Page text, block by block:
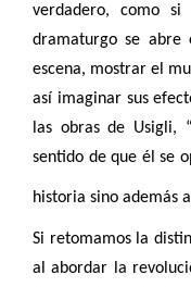
verdadero, como
dramaturgo se abre
escena, mostrar el
así imaginar sus
las obras de Usigli,
sentido de que él se
historia sino además
Si retomamos la
al abordar la